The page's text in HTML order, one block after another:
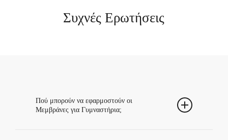
Συχνές Ερωτήσεις
Πού μπορούν να εφαρμοστούν οι
Μεμβράνες για Γυμναστήρια;